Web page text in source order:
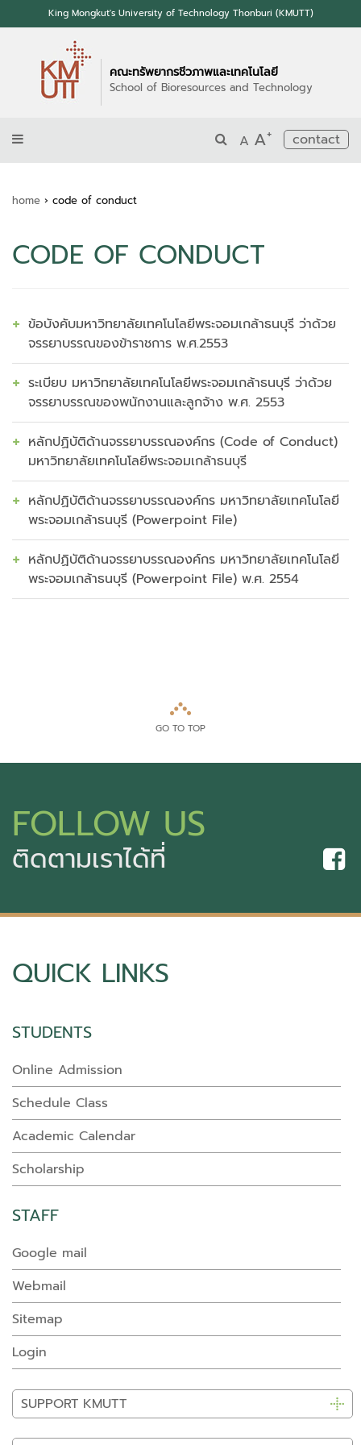
King Mongkut's University of Technology Thonburi (KMUTT)
คณะทรัพยากรชีวภาพและเทคโนโลยี
School of Bioresources and Technology
A A+ contact
home › code of conduct
CODE OF CONDUCT
ข้อบังคับมหาวิทยาลัยเทคโนโลยีพระจอมเกล้าธนบุรี ว่าด้วย
จรรยาบรรณของข้าราชการ พ.ศ.2553
ระเบียบ มหาวิทยาลัยเทคโนโลยีพระจอมเกล้าธนบุรี ว่าด้วย
จรรยาบรรณของพนักงานและลูกจ้าง พ.ศ. 2553
หลักปฏิบัติด้านจรรยาบรรณองค์กร (Code of Conduct)
มหาวิทยาลัยเทคโนโลยีพระจอมเกล้าธนบุรี
หลักปฏิบัติด้านจรรยาบรรณองค์กร มหาวิทยาลัยเทคโนโลยี
พระจอมเกล้าธนบุรี (Powerpoint File)
หลักปฏิบัติด้านจรรยาบรรณองค์กร มหาวิทยาลัยเทคโนโลยี
พระจอมเกล้าธนบุรี (Powerpoint File) พ.ศ. 2554
GO TO TOP
FOLLOW US
ติดตามเราได้ที่
QUICK LINKS
STUDENTS
Online Admission
Schedule Class
Academic Calendar
Scholarship
STAFF
Google mail
Webmail
Sitemap
Login
SUPPORT KMUTT